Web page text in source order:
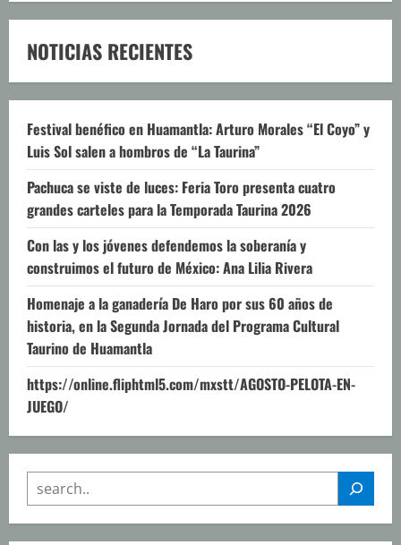
NOTICIAS RECIENTES
Festival benéfico en Huamantla: Arturo Morales “El Coyo” y
Luis Sol salen a hombros de “La Taurina”
Pachuca se viste de luces: Feria Toro presenta cuatro
grandes carteles para la Temporada Taurina 2026
Con las y los jóvenes defendemos la soberanía y
construimos el futuro de México: Ana Lilia Rivera
Homenaje a la ganadería De Haro por sus 60 años de
historia, en la Segunda Jornada del Programa Cultural
Taurino de Huamantla
https://online.fliphtml5.com/mxstt/AGOSTO-PELOTA-EN-
JUEGO/